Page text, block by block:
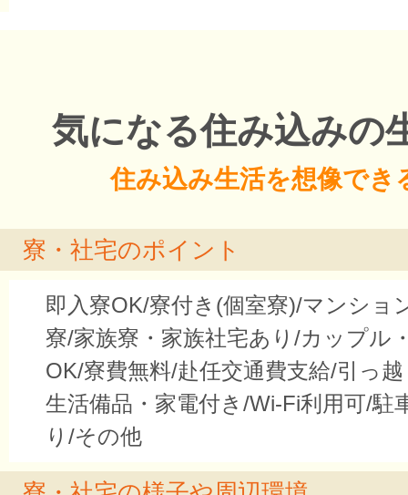
気になる住み込みの
住み込み生活を想像でき
寮・社宅のポイント
即入寮OK/寮付き(個室寮)/マンショ
寮/家族寮・家族社宅あり/カップル
OK/寮費無料/赴任交通費支給/引っ
生活備品・家電付き/Wi-Fi利用可/駐
り/その他